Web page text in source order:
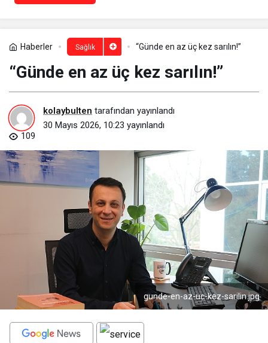
Haberler Sağlık “Günde en az üç kez sarılın!”
“Günde en az üç kez sarılın!”
kolaybulten tarafından yayınlandı
30 Mayıs 2026, 10:23 yayınlandı
109
gunde-en-az-uc-kez-sarilin.jpg